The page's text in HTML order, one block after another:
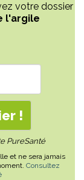
votre dossier
l'argile
PureSanté
et ne sera jamais
Consultez